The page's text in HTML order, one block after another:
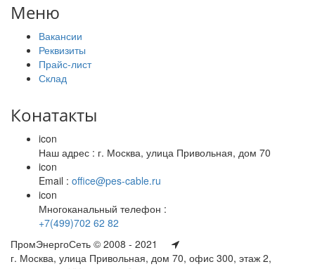
Меню
Вакансии
Реквизиты
Прайс-лист
Склад
Конатакты
icon
Наш адрес : г. Москва, улица Привольная, дом 70
icon
Email : office@pes-cable.ru
icon
Многоканальный телефон :
+7(499)702 62 82
ПромЭнергоСеть © 2008 - 2021
г. Москва, улица Привольная, дом 70, офис 300, этаж 2,